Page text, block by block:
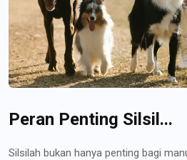
Peran Penting Silsil...
Silsilah bukan hanya penting bagi